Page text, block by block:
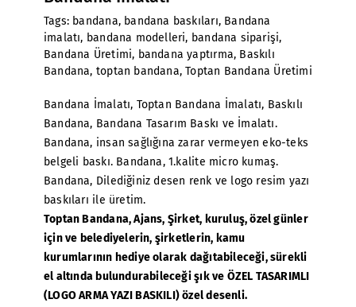
Tags: bandana, bandana baskıları, Bandana
imalatı, bandana modelleri, bandana siparişi,
Bandana Üretimi, bandana yaptırma, Baskılı
Bandana, toptan bandana,Toptan Bandana Üretimi
Bandana İmalatı, Toptan Bandana İmalatı, Baskılı
Bandana, Bandana Tasarım Baskı ve İmalatı.
Bandana, insan sağlığına zarar vermeyen eko-teks
belgeli baskı. Bandana, 1.kalite micro kumaş.
Bandana, Dilediğiniz desen renk ve logo resim yazı
baskıları ile üretim.
Toptan Bandana, Ajans, Şirket, kuruluş, özel günler
için ve belediyelerin, şirketlerin, kamu
kurumlarının hediye olarak dağıtabileceği, sürekli
el altında bulundurabileceği şık ve ÖZEL TASARIMLI
(LOGO ARMA YAZI BASKILI) özel desenli.